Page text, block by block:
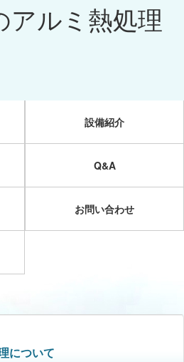
アルミ熱処理
設備紹介
Q&A
お問い合わせ
について